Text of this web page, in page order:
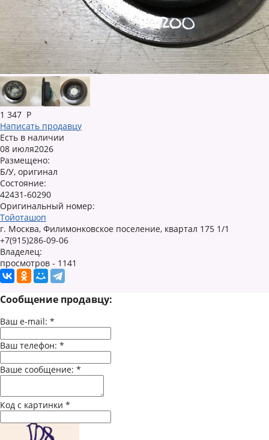
1 347 Р
Написать продавцу
Есть в наличии
08 июля2026
Размещено:
Б/У, оригинал
Состояние:
42431-60290
Оригинальный номер:
Тойоташоп
г. Москва, Филимонковское поселение, квартал 175 1/1
+7(915)286-09-06
Владелец:
просмотров - 1141
Сообщение продавцу:
Ваш e-mail: *
Ваш телефон: *
Ваше сообщение: *
Код с картинки *